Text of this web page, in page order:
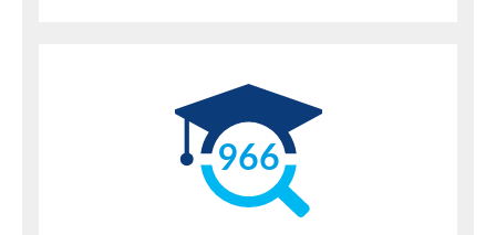
966